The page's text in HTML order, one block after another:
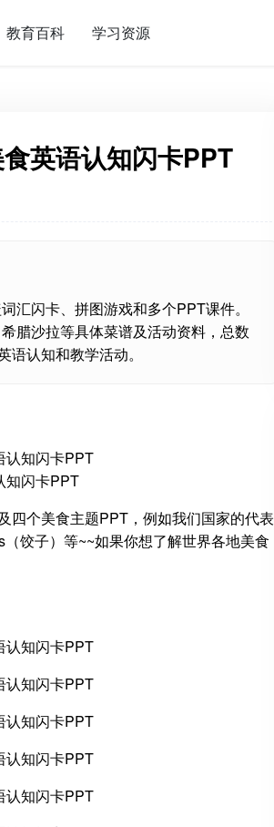
教育百科 学习资源
英语认知闪卡PPT
汇闪卡、拼图游戏和多个PPT课件。
腊沙拉等具体菜谱及活动资料，总数
认知和教学活动。
知闪卡PPT
四个美食主题PPT，例如我们国家的代表
饺子）等~~如果你想了解世界各地美食